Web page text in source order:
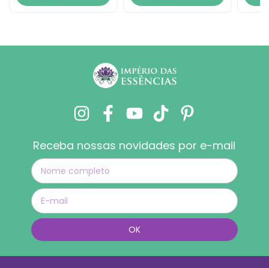
Receba nossas novidades por e-mail